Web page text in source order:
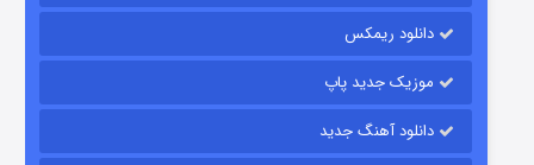
قسمتدانلود ریمکس
موزیک جدید پاپ
دانلود آهنگ جدید